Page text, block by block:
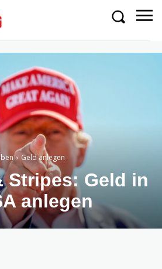
Geld anlegen
Stripes: Geld in
anlegen